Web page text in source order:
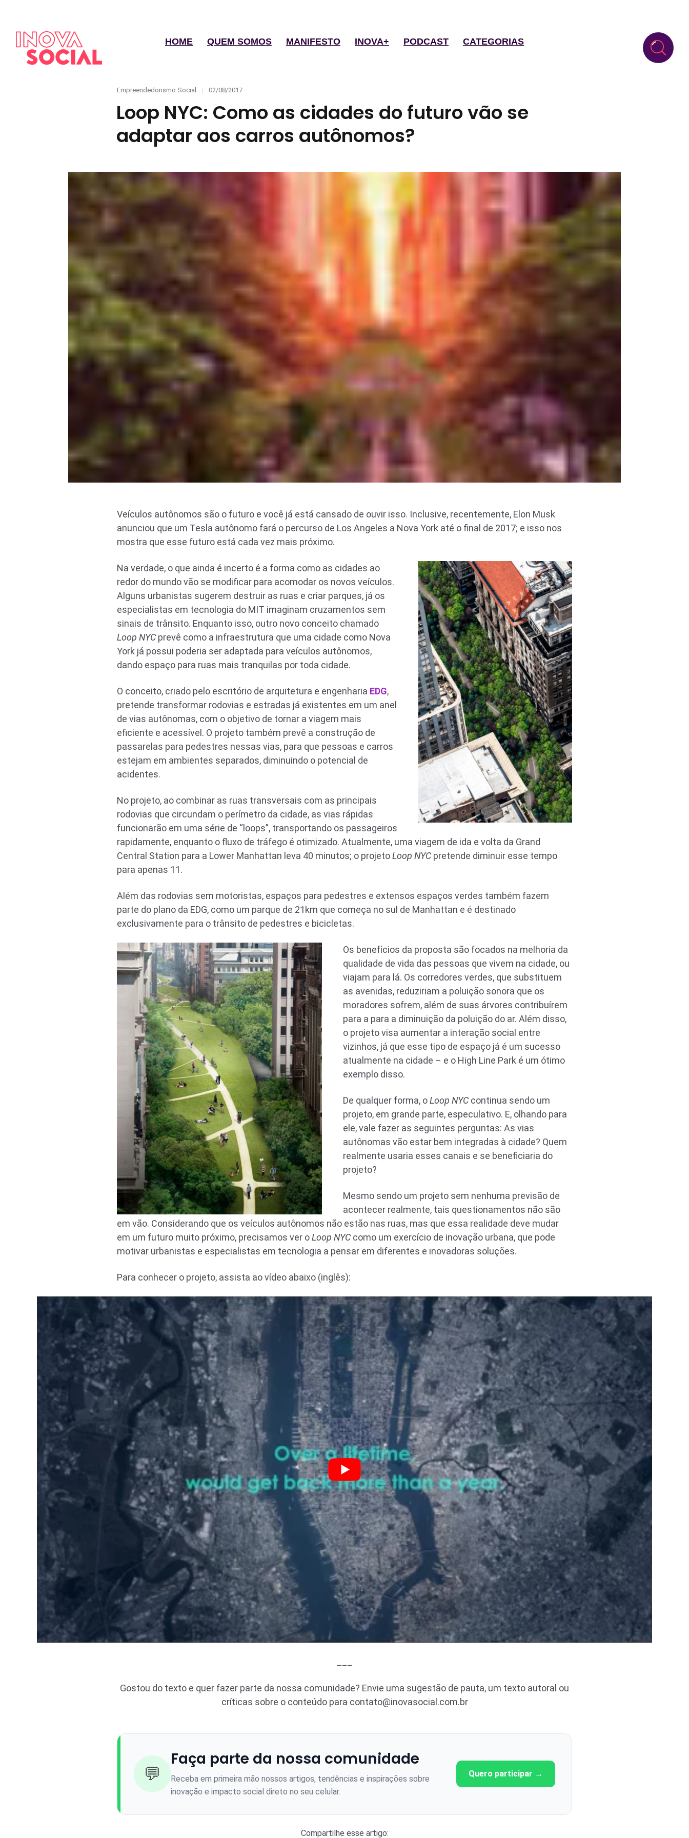
HOME QUEM SOMOS MANIFESTO INOVA+ PODCAST CATEGORIAS
Categories
Empreendedorismo Social
Posted
02/08/2017
Loop NYC: Como as cidades do futuro vão se
adaptar aos carros autônomos?
Veículos autônomos são o futuro e você já está cansado de ouvir isso. Inclusive, recentemente, Elon Musk
anunciou que um Tesla autônomo fará o percurso de Los Angeles a Nova York até o final de 2017; e isso nos
mostra que esse futuro está cada vez mais próximo.
Na verdade, o que ainda é incerto é a forma como as cidades ao
redor do mundo vão se modificar para acomodar os novos veículos.
Alguns urbanistas sugerem destruir as ruas e criar parques, já os
especialistas em tecnologia do MIT imaginam cruzamentos sem
sinais de trânsito. Enquanto isso, outro novo conceito chamado
Loop NYC prevê como a infraestrutura que uma cidade como Nova
York já possui poderia ser adaptada para veículos autônomos,
dando espaço para ruas mais tranquilas por toda cidade.
O conceito, criado pelo escritório de arquitetura e engenharia EDG,
pretende transformar rodovias e estradas já existentes em um anel
de vias autônomas, com o objetivo de tornar a viagem mais
eficiente e acessível. O projeto também prevê a construção de
passarelas para pedestres nessas vias, para que pessoas e carros
estejam em ambientes separados, diminuindo o potencial de
acidentes.
No projeto, ao combinar as ruas transversais com as principais
rodovias que circundam o perímetro da cidade, as vias rápidas
funcionarão em uma série de “loops”, transportando os passageiros
rapidamente, enquanto o fluxo de tráfego é otimizado. Atualmente, uma viagem de ida e volta da Grand
Central Station para a Lower Manhattan leva 40 minutos; o projetoLoop NYC pretende diminuir esse tempo
para apenas 11.
Além das rodovias sem motoristas, espaços para pedestres e extensos espaços verdes também fazem
parte do plano da EDG, como um parque de 21km que começa no sul de Manhattan e é destinado
exclusivamente para o trânsito de pedestres e bicicletas.
Os benefícios da proposta são focados na melhoria da
qualidade de vida das pessoas que vivem na cidade, ou
viajam para lá. Os corredores verdes, que substituem
as avenidas, reduziriam a poluição sonora que os
moradores sofrem, além de suas árvores contribuírem
para a para a diminuição da poluição do ar. Além disso,
o projeto visa aumentar a interação social entre
vizinhos, já que esse tipo de espaço já é um sucesso
atualmente na cidade – e o High Line Park é um ótimo
exemplo disso.
De qualquer forma, oLoop NYCcontinua sendo um
projeto, em grande parte, especulativo. E, olhando para
ele, vale fazer as seguintes perguntas: As vias
autônomas vão estar bem integradas à cidade? Quem
realmente usaria esses canais e se beneficiaria do
projeto?
Mesmo sendo um projeto sem nenhuma previsão de
acontecer realmente, tais questionamentos não são
em vão. Considerando que os veículos autônomos não estão nas ruas, mas que essa realidade deve mudar
em um futuro muito próximo, precisamos ver oLoop NYC como um exercício de inovação urbana, que pode
motivar urbanistas e especialistas em tecnologia a pensar em diferentes e inovadoras soluções.
Para conhecer o projeto, assista ao vídeo abaixo (inglês):
Gostou do texto e quer fazer parte da nossa comunidade? Envie uma sugestão de pauta, um texto autoral ou
críticas sobre o conteúdo para contato@inovasocial.com.br
💬
Faça parte da nossa comunidade
Receba em primeira mão nossos artigos, tendências e inspirações sobre
inovação e impacto social direto no seu celular.
Quero participar →
Compartilhe esse artigo: